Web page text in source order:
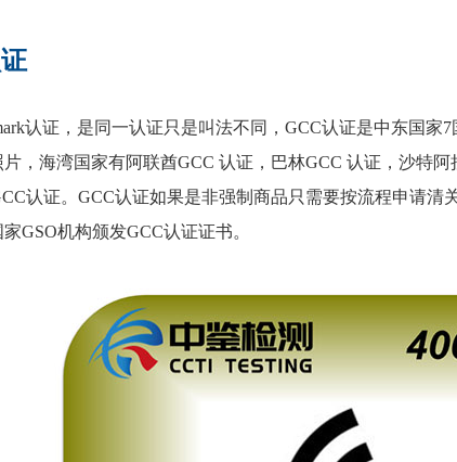
认证 ，是同一认证只是叫法不同，GCC认证是中东国家7
，海湾国家有阿联酋GCC 认证，巴林GCC 认证，沙特阿
认证。GCC认证如果是非强制商品只需要按流程申请清
家GSO机构颁发GCC认证证书。